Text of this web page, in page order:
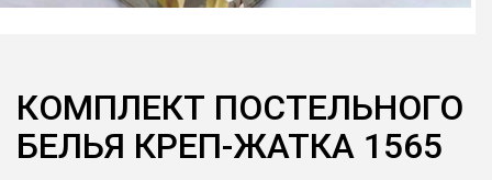
КОМПЛЕКТ ПОСТЕЛЬНОГО
БЕЛЬЯ КРЕП-ЖАТКА 1565